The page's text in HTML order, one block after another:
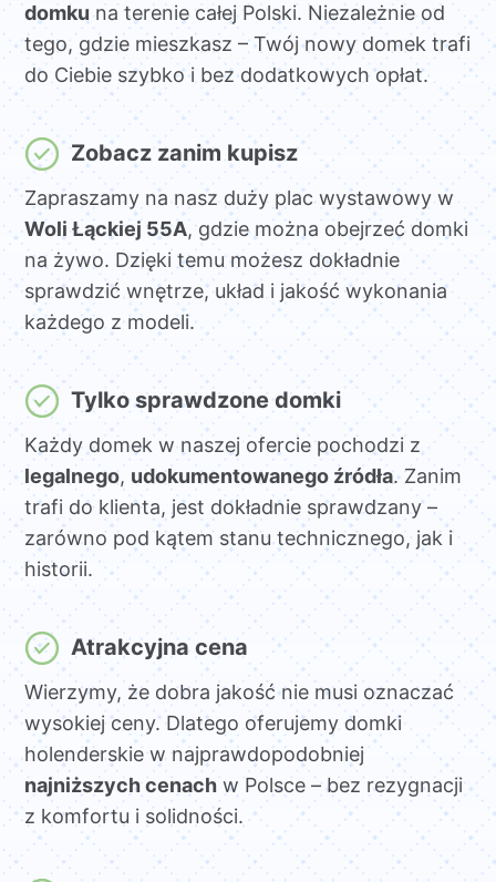
domkuna terenie całej Polski. Niezależnie od
tego, gdzie mieszkasz – Twój nowy domek trafi
do Ciebie szybko i bez dodatkowych opłat.
Zobacz zanim kupisz
Zapraszamy na nasz duży plac wystawowy w
Woli Łąckiej 55A, gdzie można obejrzeć domki
na żywo. Dzięki temu możesz dokładnie
sprawdzić wnętrze, układ i jakość wykonania
każdego z modeli.
Tylko sprawdzone domki
Każdy domek w naszej ofercie pochodzi z
legalnego, udokumentowanego źródła. Zanim
trafi do klienta, jest dokładnie sprawdzany –
zarówno pod kątem stanu technicznego, jak i
historii.
Atrakcyjna cena
Wierzymy, że dobra jakość nie musi oznaczać
wysokiej ceny. Dlatego oferujemy domki
holenderskie w najprawdopodobniej
najniższych cenachw Polsce – bez rezygnacji
z komfortu i solidności.